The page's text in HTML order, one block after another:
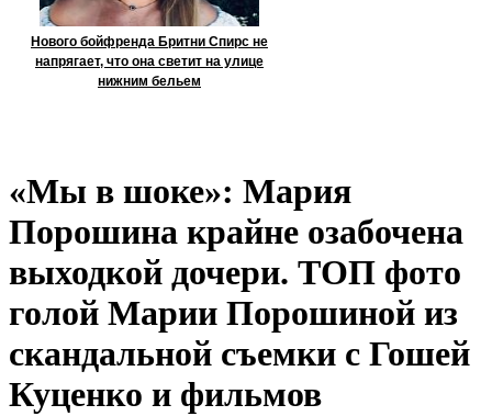
Нового бойфренда Бритни Спирс не
напрягает, что она светит на улице
нижним бельем
«Мы в шоке»: Мария
Порошина крайне озабочена
выходкой дочери. ТОП фото
голой Марии Порошиной из
скандальной съемки с Гошей
Куценко и фильмов